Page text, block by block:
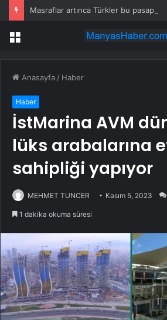
Masraflar artınca Türkler bu pasaportu
Menü
Anasayfa / Haber
Haber
İstMarina AVM
lüks arabalarına
sahipliği yapıyor
MEHMET TUNCER Kasım 5, 2023
1 dakika okuma süresi